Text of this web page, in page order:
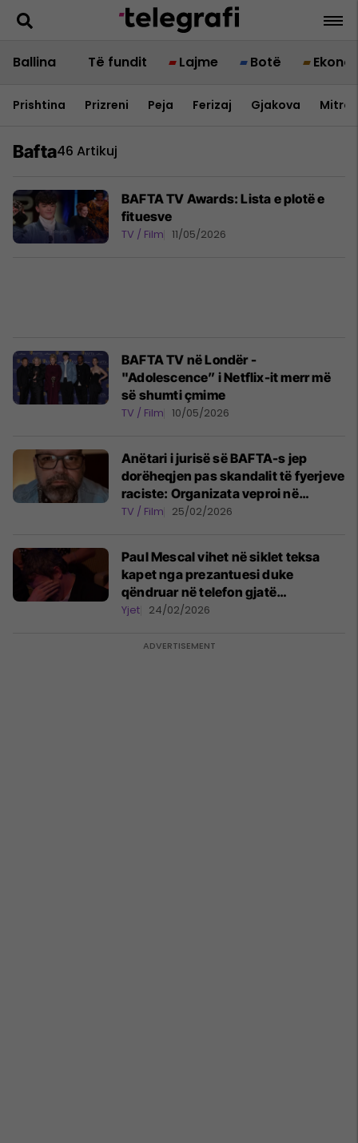
Ballina Të fundit Lajme Botë
Prishtina Prizreni Peja Ferizaj Gjakova
Bafta46 Artikuj
BAFTA TV Awards: Lista e plotë e
fituesve
TV / Film 11/05/2026
BAFTA TV në Londër -
"Adolescence” i Netflix-it merr më
së shumti çmime
TV / Film 10/05/2026
Anëtari i jurisë së BAFTA-s jep
dorëheqjen pas skandalit të fyerjeve
raciste: Organizata veproi në
mënyrë të pafalshme
TV / Film 25/02/2026
Paul Mescal vihet në siklet teksa
kapet nga prezantuesi duke
qëndruar në telefon gjatë
ceremonisë BAFTA
Yjet 24/02/2026